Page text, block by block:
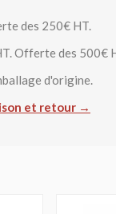
des 250€ HT.
Offerte des 500€
d'origine.
et retour →